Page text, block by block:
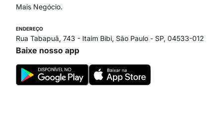
Mais Negócio.
ENDEREÇO
Rua Tabapuã, 743 - Itaim Bibi, São Paulo - SP, 04533-012
Baixe nosso app